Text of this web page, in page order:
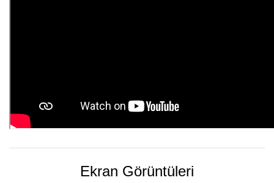
Ekran Görüntüleri